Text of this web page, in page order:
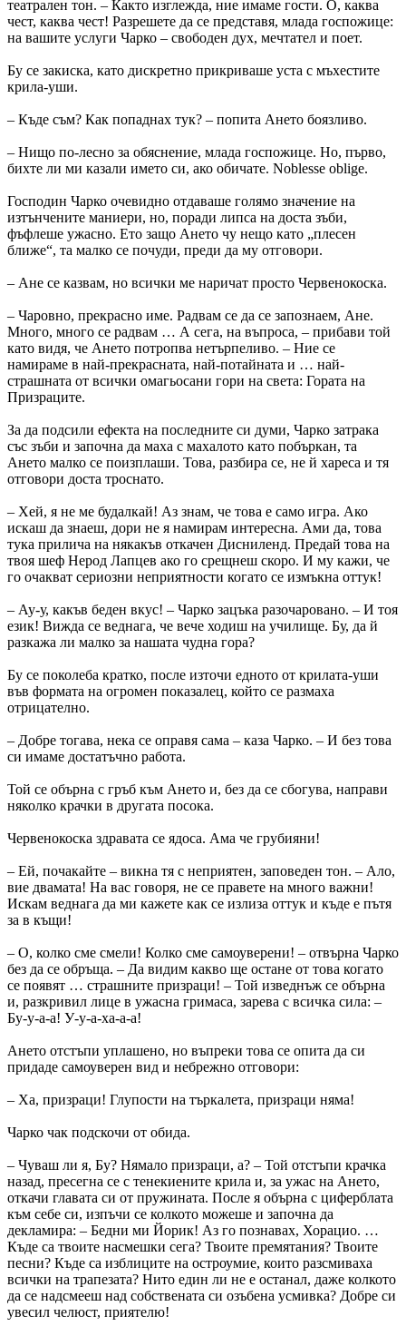
теа­трален тон. – Както изглежда, ние имаме гости. О, каква
чест, каква чест! Разрешете да се представя, млада госпожице:
на вашите услуги Чарко – свободен дух, мечтател и поет.
Бу се закиска, като дискретно прикриваше уста с мъхестите
крила-уши.
– Къде съм? Как попаднах тук? – попита Ането боязливо.
– Нищо по-лесно за обяснение, млада госпожице. Но, първо,
бихте ли ми казали името си, ако обичате. Noblesse oblige.
Господин Чарко очевидно отдаваше голямо значение на
изтънчените маниери, но, поради липса на доста зъби,
фъфлеше ужасно. Ето защо Ането чу нещо като „плесен
ближе“, та малко се почуди, преди да му отговори.
– Ане се казвам, но всички ме наричат просто Червенокоска.
– Чаровно, прекрасно име. Радвам се да се запознаем, Ане.
Много, много се радвам … А сега, на въпроса, – прибави той
като видя, че Ането потропва нетърпеливо. – Ние се
намираме в най-прекрасната, най-потайната и … най-
страшната от всички омагьосани гори на света: Гората на
Призраците.
За да подсили ефекта на последните си думи, Чарко затрака
със зъби и започна да маха с махалото като побъркан, та
Ането малко се поизплаши. Това, разбира се, не й хареса и тя
от­го­вори доста троснато.
– Хей, я не ме будалкай! Аз знам, че това е само игра. Ако
искаш да знаеш, дори не я намирам интересна. Ами да, това
тука прилича на някакъв откачен Дисниленд. Предай това на
твоя шеф Нерод Лапцев ако го срещнеш скоро. И му кажи, че
го очакват сериозни неприятности когато се измъкна оттук!
– Ау-у, какъв беден вкус! – Чарко зацъка разочаровано. – И тоя
език! Вижда се веднага, че вече ходиш на училище. Бу, да й
разкажа ли малко за нашата чудна гора?
Бу се поколеба кратко, после източи едното от крилата-уши
във формата на огромен показалец, който се размаха
отрицателно.
– Добре тогава, нека се оправя сама – каза Чарко. – И без това
си имаме достатъчно работа.
Той се обърна с гръб към Ането и, без да се сбогува, направи
няколко крачки в другата посока.
Червенокоска здравата се ядоса. Ама че грубияни!
– Ей, почакайте – викна тя с неприятен, заповеден тон. – Ало,
вие двамата! На вас говоря, не се правете на много важни!
Искам веднага да ми кажете как се излиза оттук и къде е пътя
за в къщи!
– О, колко сме смели! Колко сме самоуверени! – отвърна Чарко
без да се обръща. – Да видим какво ще остане от това когато
се появят … страшните призраци! – Той изведнъж се обърна
и, разкривил лице в ужасна гримаса, зарева с всичка сила: –
Бу-у-а-а! У-у-а-ха-а-а!
Ането отстъпи уплашено, но въпреки това се опита да си
придаде самоуверен вид и не­брежно отговори:
– Ха, призраци! Глупости на търкалета, призраци няма!
Чарко чак подскочи от обида.
– Чуваш ли я, Бу? Нямало призраци, а? – Той отстъпи крачка
назад, пресегна се с тенекиените крила и, за ужас на Ането,
откачи главата си от пружината. После я обърна с циферблата
към себе си, изпъчи се колкото можеше и започна да
декламира: – Бедни ми Йорик! Аз го познавах, Хорацио. …
Къде са твоите насмешки сега? Твоите премятания? Твоите
песни? Къде са изблиците на остроумие, които разсмиваха
всички на трапезата? Нито един ли не е останал, даже колкото
да се надсмееш над собствената си озъбена усмивка? Добре си
увесил челюст, приятелю!